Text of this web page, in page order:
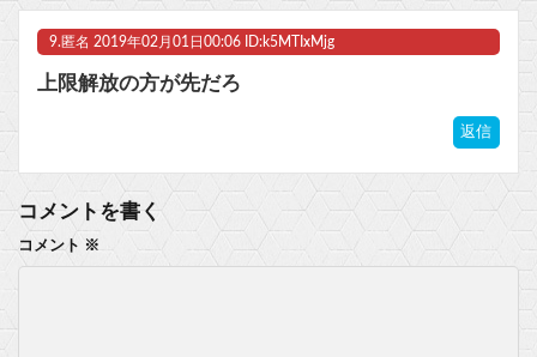
9. 匿名 2019年02月01日00:06 ID:k5MTIxMjg
上限解放の方が先だろ
返信
コメントを書く
コメント ※